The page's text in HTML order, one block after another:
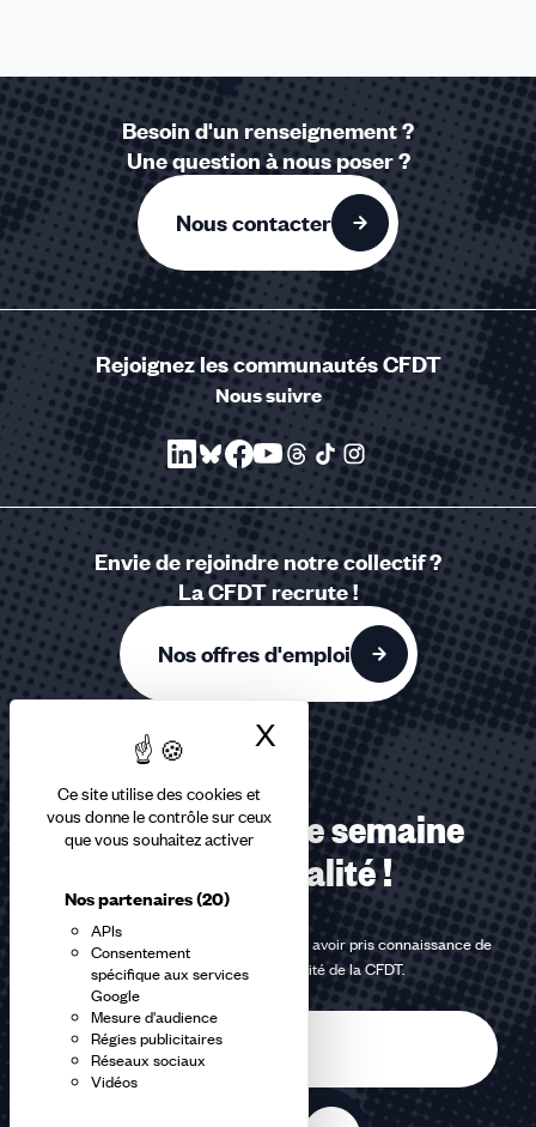
Ce site utilise des cookies et
vous donne le contrôle sur ceux
que vous souhaitez activer
Nos partenaires(20)
APIs
Consentement
spécifique aux services
Google
Mesure d'audience
Régies publicitaires
Réseaux sociaux
Vidéos
X Masquer le
Besoin d'un renseignement ?
Une question à nous poser ?
Nous contacter
Rejoignez les communautés CFDT
Nous suivre
Envie de rejoindre notre collectif ?
La CFDT recrute !
Nos offres d'emploi
Recevez chaque semaine
notre actualité !
En m'inscrivant à la newsletter, j'affirme avoir pris connaissance de
lapolitique de confidentialité de la CFDT.